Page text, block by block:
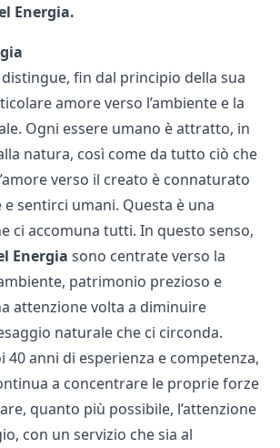
Energia.
fin dal principio della sua
amore verso l’ambiente e la
Ogni essere umano è attratto, in
natura, così come da tutto ciò che
verso il creato è connaturato
sentirci umani. Questa è una
ci accomuna tutti. In questo senso,
Energia sono centrate verso la
patrimonio prezioso e
attenzione volta a diminuire
naturale che ci circonda.
40 anni di esperienza e competenza,
a concentrare le proprie forze
quanto più possibile, l’attenzione
con un servizio che sia al